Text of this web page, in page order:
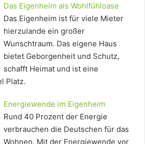
Das Eigenheim als Wohlfühloase
Das Eigenheim ist für viele Mieter
hierzulande ein großer
Wunschtraum. Das eigene Haus
bietet Geborgenheit und Schutz,
schafft Heimat und ist eine
Platz.
Energiewende im Eigenheim
Rund 40 Prozent der Energie
verbrauchen die Deutschen für das
Wohnen. Mit der Energiewende vor